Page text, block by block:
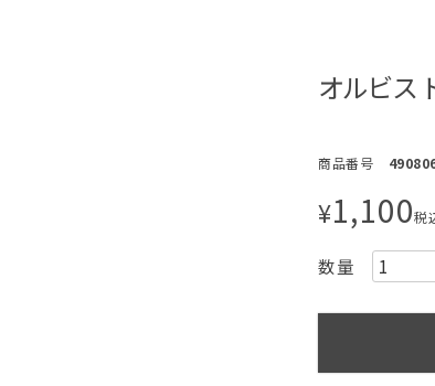
オルビス
商品番号
¥1,100税